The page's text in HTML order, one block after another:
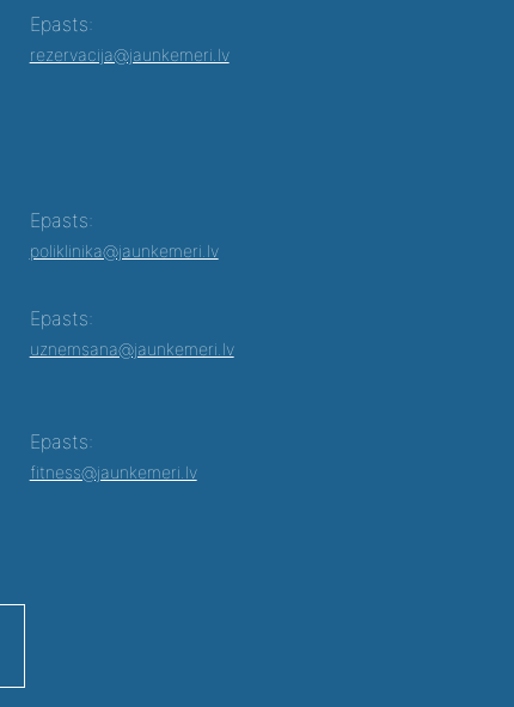
Epasts:
rezervacija@jaunkemeri.lv
Epasts:
poliklinika@jaunkemeri.lv
Epasts:
uznemsana@jaunkemeri.lv
Epasts:
fitness@jaunkemeri.lv